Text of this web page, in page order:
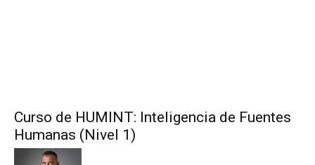
Curso de HUMINT: Inteligencia de Fuentes
Humanas (Nivel 1)